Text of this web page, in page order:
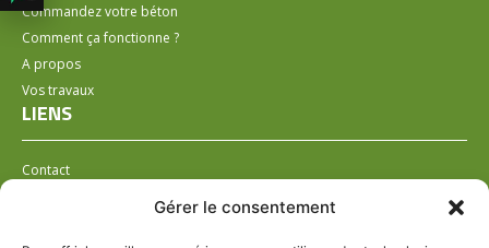
Gérer le consentement
Commandez votre béton
Comment ça fonctionne ?
A propos
Vos travaux
LIENS
Contact